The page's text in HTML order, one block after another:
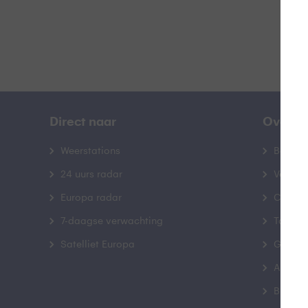
Direct naar
Weerstations
24 uurs radar
Europa radar
7-daagse verwachting
Satelliet Europa
Over
Contact